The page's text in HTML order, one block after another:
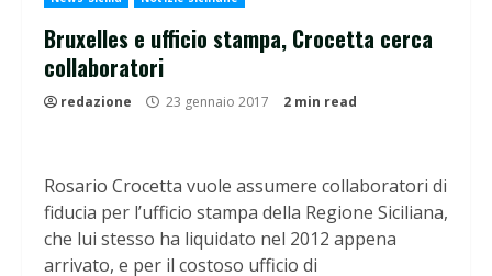
Bruxelles e ufficio stampa, Crocetta cerca
collaboratori
redazione 23 gennaio 2017 2 min read
Rosario Crocetta vuole assumere collaboratori di
fiducia per l’ufficio stampa della Regione Siciliana,
che lui stesso ha liquidato nel 2012 appena
arrivato, e per il costoso ufficio di